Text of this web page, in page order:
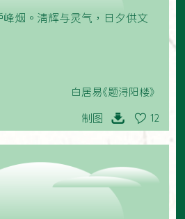
烟。清辉与灵气，日夕供文
白居易《题浔阳楼》
制图 12